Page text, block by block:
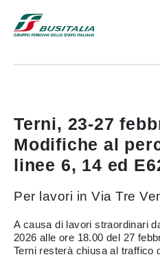
Terni, 23-27
Modifiche al
linee 6, 14 ed
Per lavori in Via Tre
A causa di lavori straordinari
2026 alle ore 18.00 del 27
Terni resterà chiusa al traffico